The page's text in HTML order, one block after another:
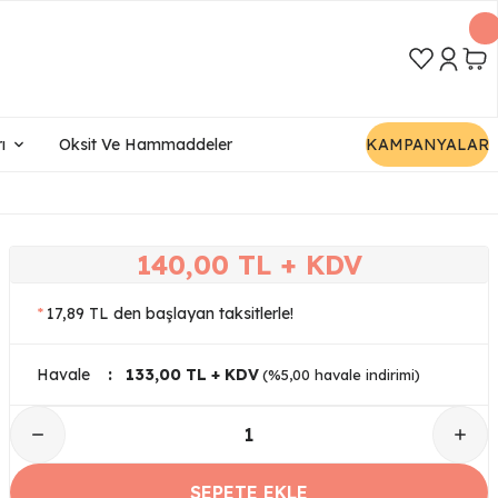
Oksit Ve Hammaddeler KAMPANYALAR
140,00 TL + KDV
* 17,89 TL den başlayan taksitlerle!
Havale 133,00 TL + KDV (%5,00 havale indirimi)
SEPETE EKLE